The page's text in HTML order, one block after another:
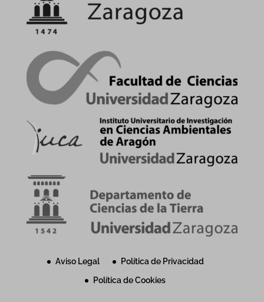
Aviso Legal
Política de Privacidad
Política de Cookies